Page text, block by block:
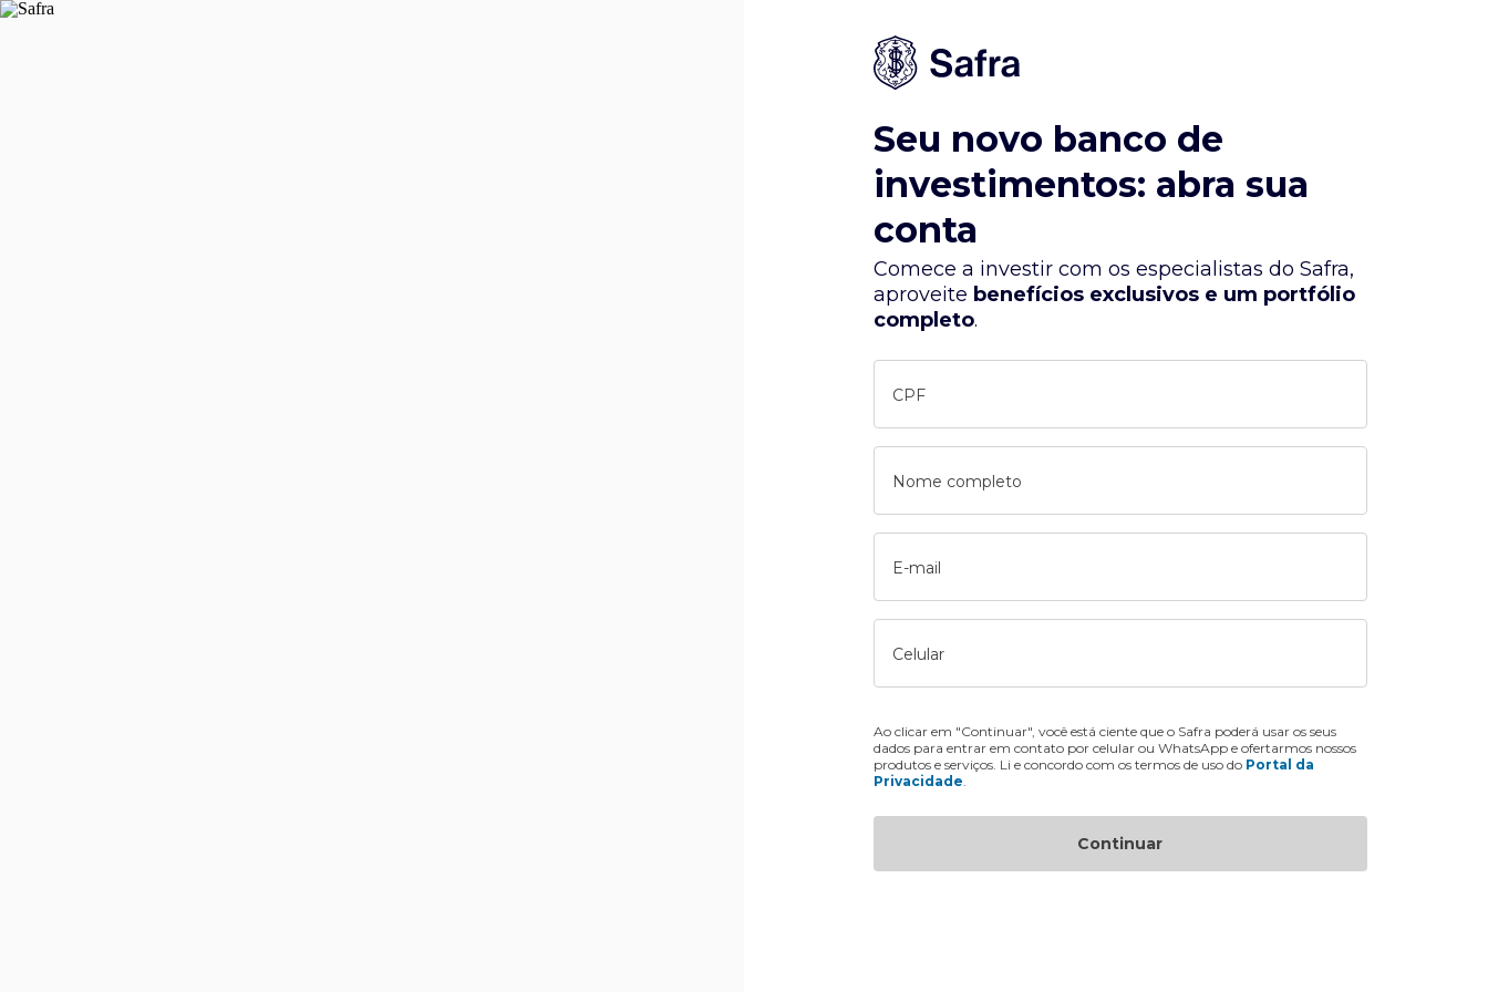
Seu novo banco de
investimentos: abra sua
conta
Comece a investir com os especialistas do Safra,
aproveite benefícios exclusivos e um portfólio
completo.
CPF
Nome completo
E-mail
Celular
Ao clicar em "Continuar", você está ciente que o Safra poderá usar os seus
dados para entrar em contato por celular ou WhatsApp e ofertarmos nossos
produtos e serviços. Li e concordo com os termos de uso do Portal da
Privacidade
Continuar